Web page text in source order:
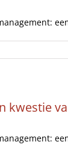
kwestie